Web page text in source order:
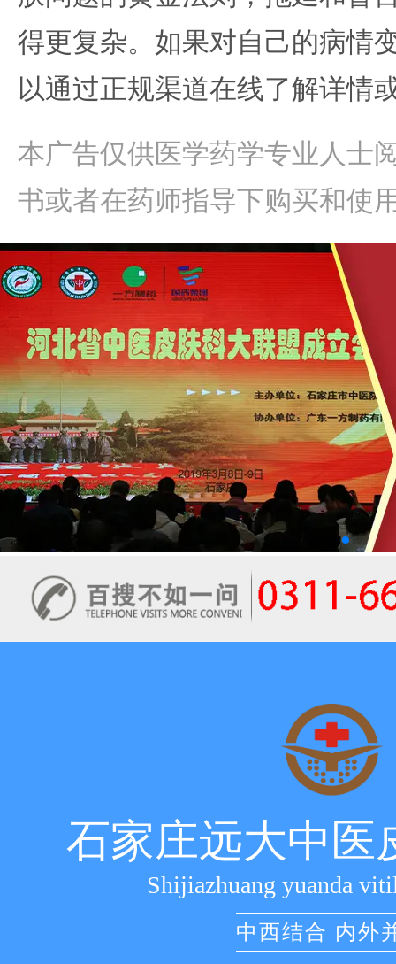
得更复杂。如果对自己的病情
以通过正规渠道在线了解详情
本广告仅供医学药学专业人士
书或者在药师指导下购买和使
石家庄远大中医
Shijiazhuang yuanda
中西结合 内外